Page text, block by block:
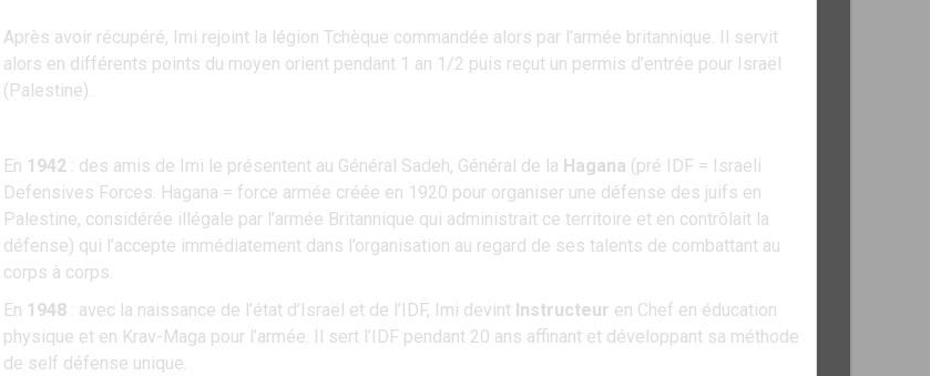
Après avoir récupéré, Imi rejoint la légion Tchèque commandée alors par l’armée britannique. Il servit
alors en différents points du moyen orient pendant 1 an 1/2 puis reçut un permis d’entrée pour Israël
(Palestine).
En 1942 : des amis de Imi le présentent au Général Sadeh, Général de la Hagana (pré IDF = Israeli
Defensives Forces. Hagana = force armée créée en 1920 pour organiser une défense des juifs en
Palestine, considérée illégale par l’armée Britannique qui administrait ce territoire et en contrôlait la
défense) qui l’accepte immédiatement dans l’organisation au regard de ses talents de combattant au
corps à corps.
En 1948 : avec la naissance de l’état d’Israël et de l’IDF, Imi devint Instructeur en Chef en éducation
physique et en Krav-Maga pour l’armée. Il sert l’IDF pendant 20 ans affinant et développant sa méthode
de self défense unique.